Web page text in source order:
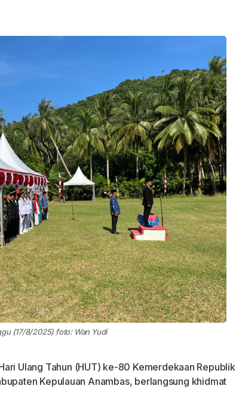
(17/8/2025) foto: Wan Yudi
Ulang Tahun (HUT) ke-80 Kemerdekaan Republik
Kepulauan Anambas, berlangsung khidmat